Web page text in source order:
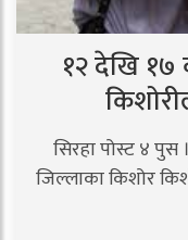
१२ देखि १७
सिरहा पोस्ट ४
जिल्लाका किशोर